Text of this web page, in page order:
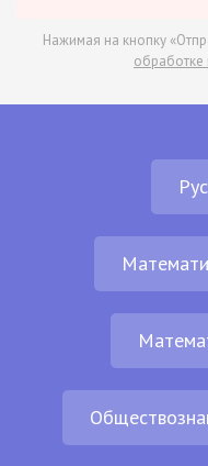
Нажимая на кнопку